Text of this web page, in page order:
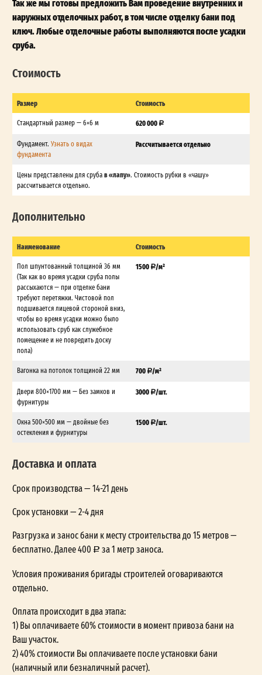
наружных отделочных работ, в том числе отделку бани под
ключ. Любые отделочные работы выполняются после усадки
сруба.
Стоимость
Размер Стоимость
Стандартный размер — 6×6 м 620 000
Фундамент. Узнать о видах
фундамента
Рассчитывается отдельно
Цены представлены для срубав «лапу». Стоимость рубки в «чашу»
рассчитывается отдельно.
Дополнительно
Наименование Стоимость
Пол шпунтованный толщиной 36 мм
(Так как во время усадки сруба полы
рассыхаются — при отделке бани
требуют перетяжки. Чистовой пол
подшивается лицевой стороной вниз,
чтобы во время усадки можно было
использовать сруб как служебное
помещение и не повредить доску
пола)
1500 /м²
Вагонка на потолок толщиной 22 мм 700 /м²
Двери 800×1700 мм — Без замков и
фурнитуры
3000 /шт.
Окна 500×500 мм — двойные без
остекления и фурнитуры
1500 /шт.
Доставка и оплата
Срок производства — 14-21 день
Срок установки — 2-4 дня
Разгрузка и занос бани к месту строительства до 15 метров —
бесплатно. Далее 400
за 1 метр заноса.
Условия проживания бригады строителей оговариваются
отдельно.
Оплата происходит в два этапа:
1) Вы оплачиваете 60% стоимости в момент привоза бани на
Ваш участок.
2) 40% стоимости Вы оплачиваете после установки бани
(наличный или безналичный расчет).